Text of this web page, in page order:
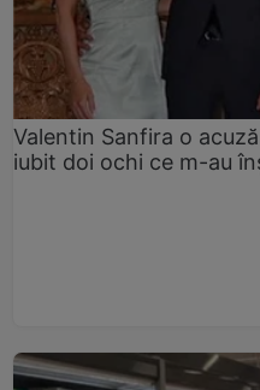
Valentin Sanfira o
iubit doi ochi ce m-au